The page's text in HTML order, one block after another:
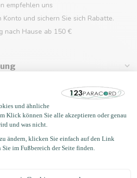
empfehlen uns
Konto und sichern Sie sich Rabatte.
nach Hause ab 150 €